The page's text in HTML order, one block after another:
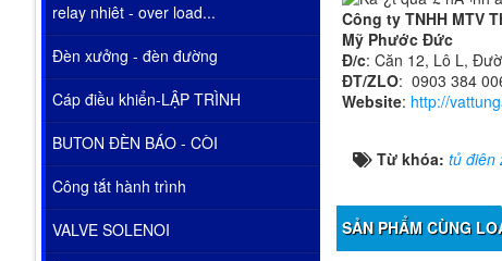
Công ty TNHH MTV
Mỹ Phước Đức
Đ/c: Căn 12, Lô L,
ĐT/ZLO: 0903 384
Website: http://
Từ khóa:tủ điên
SẢN PHẨM CÙNG
relay nhiêt - over load...
Đèn xưởng - đèn đường
Cáp điều khiển-LẬP TRÌNH
BUTON ĐÈN BÁO - CÒI
Công tắt hành trình
VALVE SOLENOI